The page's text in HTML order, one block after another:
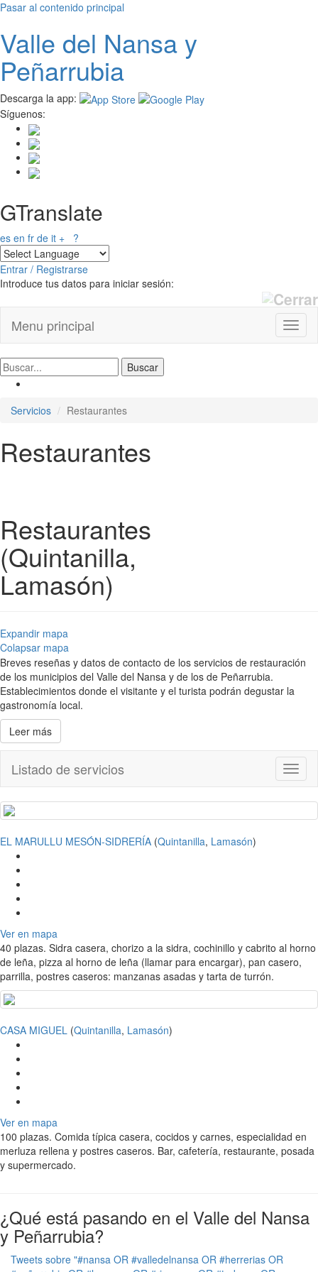
Pasar al contenido principal
Valle del Nansay
Peñarrubia
Descarga la app:
Síguenos:
GTranslate
es en fr de it + ?
Entrar / Registrarse
Introduce tus datos para iniciar sesión:
Menu principal
Servicios Restaurantes
Restaurantes
Restaurantes
(Quintanilla,
Lamasón)
Expandir mapa
Colapsar mapa
Breves reseñas y datos de contacto de los servicios de restauración
de los municipios del Valle del Nansa y de los de Peñarrubia.
Establecimientos donde el visitante y el turista podrán degustar la
gastronomía local.
Leer más
Listado de servicios
EL MARULLU MESÓN-SIDRERÍA (Quintanilla, Lamasón)
Ver en mapa
40 plazas. Sidra casera, chorizo a la sidra, cochinillo y cabrito al horno
de leña, pizza al horno de leña (llamar para encargar), pan casero,
parrilla, postres caseros: manzanas asadas y tarta de turrón.
CASA MIGUEL (Quintanilla, Lamasón)
Ver en mapa
100 plazas. Comida típica casera, cocidos y carnes, especialidad en
merluza rellena y postres caseros. Bar, cafetería, restaurante, posada
y supermercado.
¿Qué está pasando en el Valle del Nansa
y Peñarrubia?
Tweets sobre "#nansa OR #valledelnansa OR #herrerias OR